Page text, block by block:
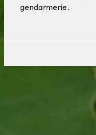
gendarmerie.